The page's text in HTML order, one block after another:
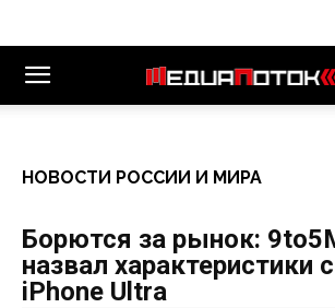
НОВОСТИ РОССИИ И МИРА
Борются за рынок:
назвал характеристики
iPhone Ultra